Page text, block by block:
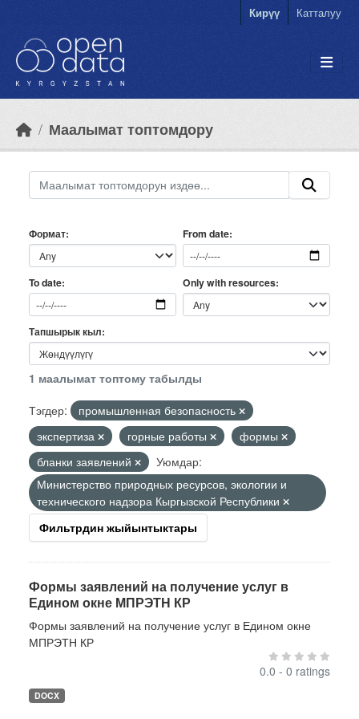
Кирүү Катталуу
Маалымат топтомдору
Формат From date
To date Only with resources
Тапшырык кыл
1 маалымат топтому табылды
Тэгдер:
промышленная безопасность
экспертиза
горные работы
формы
бланки заявлений
Уюмдар:
Министерство природных ресурсов, экологии и
технического надзора Кыргызской Республики
Фильтрдин жыйынтыктары
Формы заявлений на получение услуг в
Едином окне МПРЭТН КР
Формы заявлений на получение услуг в Едином окне
МПРЭТН КР
0.0 - 0 ratings
DOCX